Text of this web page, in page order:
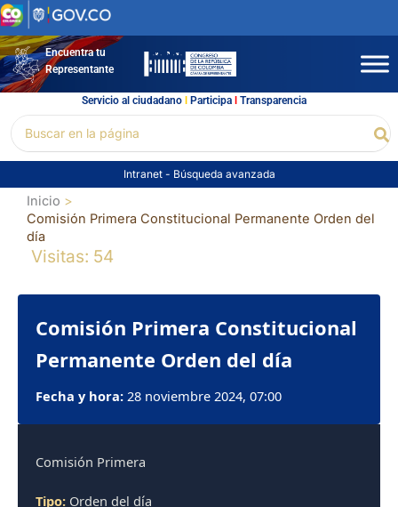
Ir
al
contenidoEncuentra tu
Representante
Servicio al ciudadano l Participal Transparencia
por:
Intranet - Búsqueda avanzada
Inicio
Comisión Primera Constitucional Permanente Orden del
día
Visitas: 54
Comisión Primera Constitucional
Permanente Orden del día
Fecha y hora: 28 noviembre 2024, 07:00
Comisión Primera
Tipo: Orden del día